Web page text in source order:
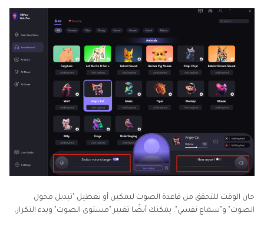
حان الوقت للتحقق من قاعدة الصوت لتمكين أو تعطيل "تبديل محول
الصوت" و"سماع نفسي". يمكنك أيضًا تغيير "مستوى الصوت" وبدء التكرار.